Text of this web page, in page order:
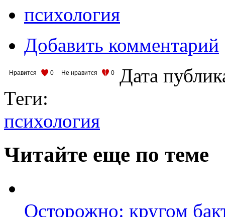
психология
Добавить комментарий
Нравится 0 Не нравится 0
Дата
Теги:
психология
Читайте еще по теме
Осторожно: кругом